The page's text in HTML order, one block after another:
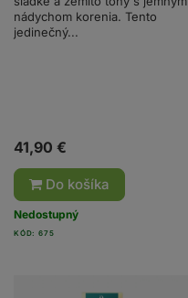
KÓD: 675
nádychom korenia. Tento
jedinečný...
41,90 €
Do košíka
Nedostupný